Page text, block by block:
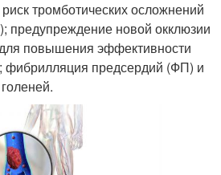
тромботических осложнений
предупреждение новой окклюзии
повышения эффективности
предсердий (ФП) и